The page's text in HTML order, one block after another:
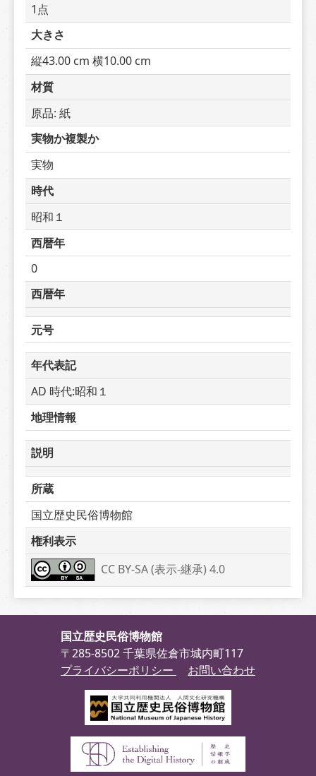
1点
大きさ
縦43.00 cm 横10.00 cm
材質
原品: 紙
実物か複製か
実物
時代
昭和１
西暦年
0
西暦年
元号
年代表記
AD 時代:昭和１
地理情報
説明
所蔵
国立歴史民俗博物館
権利表示
CC BY-SA (表示-継承) 4.0
国立歴史民俗博物館
〒285-8502 千葉県佐倉市城内町117
プライバシーポリシー
お問い合わせ